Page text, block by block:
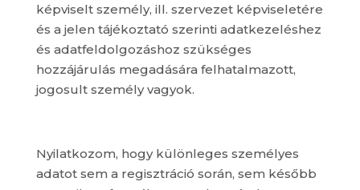
képviselt személy, ill. szervezet képviseletére
és a jelen tájékoztató szerinti adatkezeléshez
és adatfeldolgozáshoz szükséges
hozzájárulás megadására felhatalmazott,
jogosult személy vagyok.
Nyilatkozom, hogy különleges személyes
adatot sem a regisztráció során, sem később